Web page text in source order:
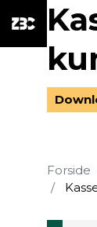
Forside